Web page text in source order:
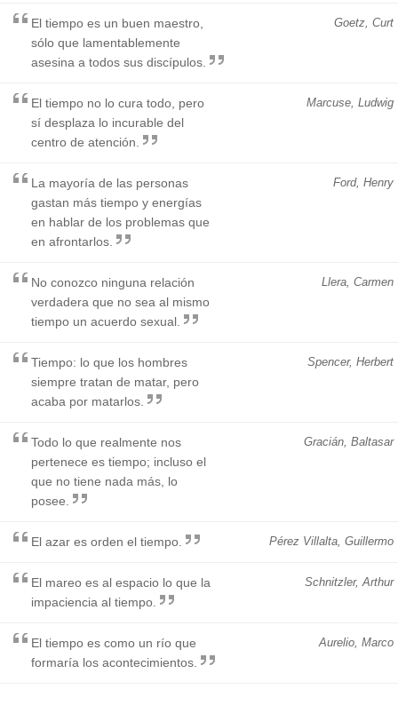
Goetz, Curt
El tiempo es un buen maestro,
sólo que lamentablemente
asesina a todos sus discípulos.
Marcuse, Ludwig
El tiempo no lo cura todo, pero
sí desplaza lo incurable del
centro de atención.
Ford, Henry
La mayoría de las personas
gastan más tiempo y energías
en hablar de los problemas que
en afrontarlos.
Llera, Carmen
No conozco ninguna relación
verdadera que no sea al mismo
tiempo un acuerdo sexual.
Spencer, Herbert
Tiempo: lo que los hombres
siempre tratan de matar, pero
acaba por matarlos.
Gracián, Baltasar
Todo lo que realmente nos
pertenece es tiempo; incluso el
que no tiene nada más, lo
posee.
Pérez Villalta, Guillermo
El azar es orden el tiempo.
Schnitzler, Arthur
El mareo es al espacio lo que la
impaciencia al tiempo.
Aurelio, Marco
El tiempo es como un río que
formaría los acontecimientos.